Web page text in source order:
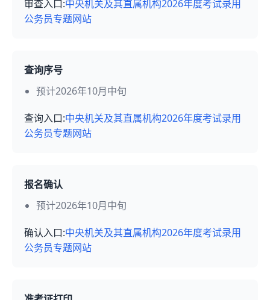
审查入口:中央机关及其直属机构2026年度考试录用
公务员专题网站
查询序号
预计2026年10月中旬
查询入口:中央机关及其直属机构2026年度考试录用
公务员专题网站
报名确认
预计2026年10月中旬
确认入口:中央机关及其直属机构2026年度考试录用
公务员专题网站